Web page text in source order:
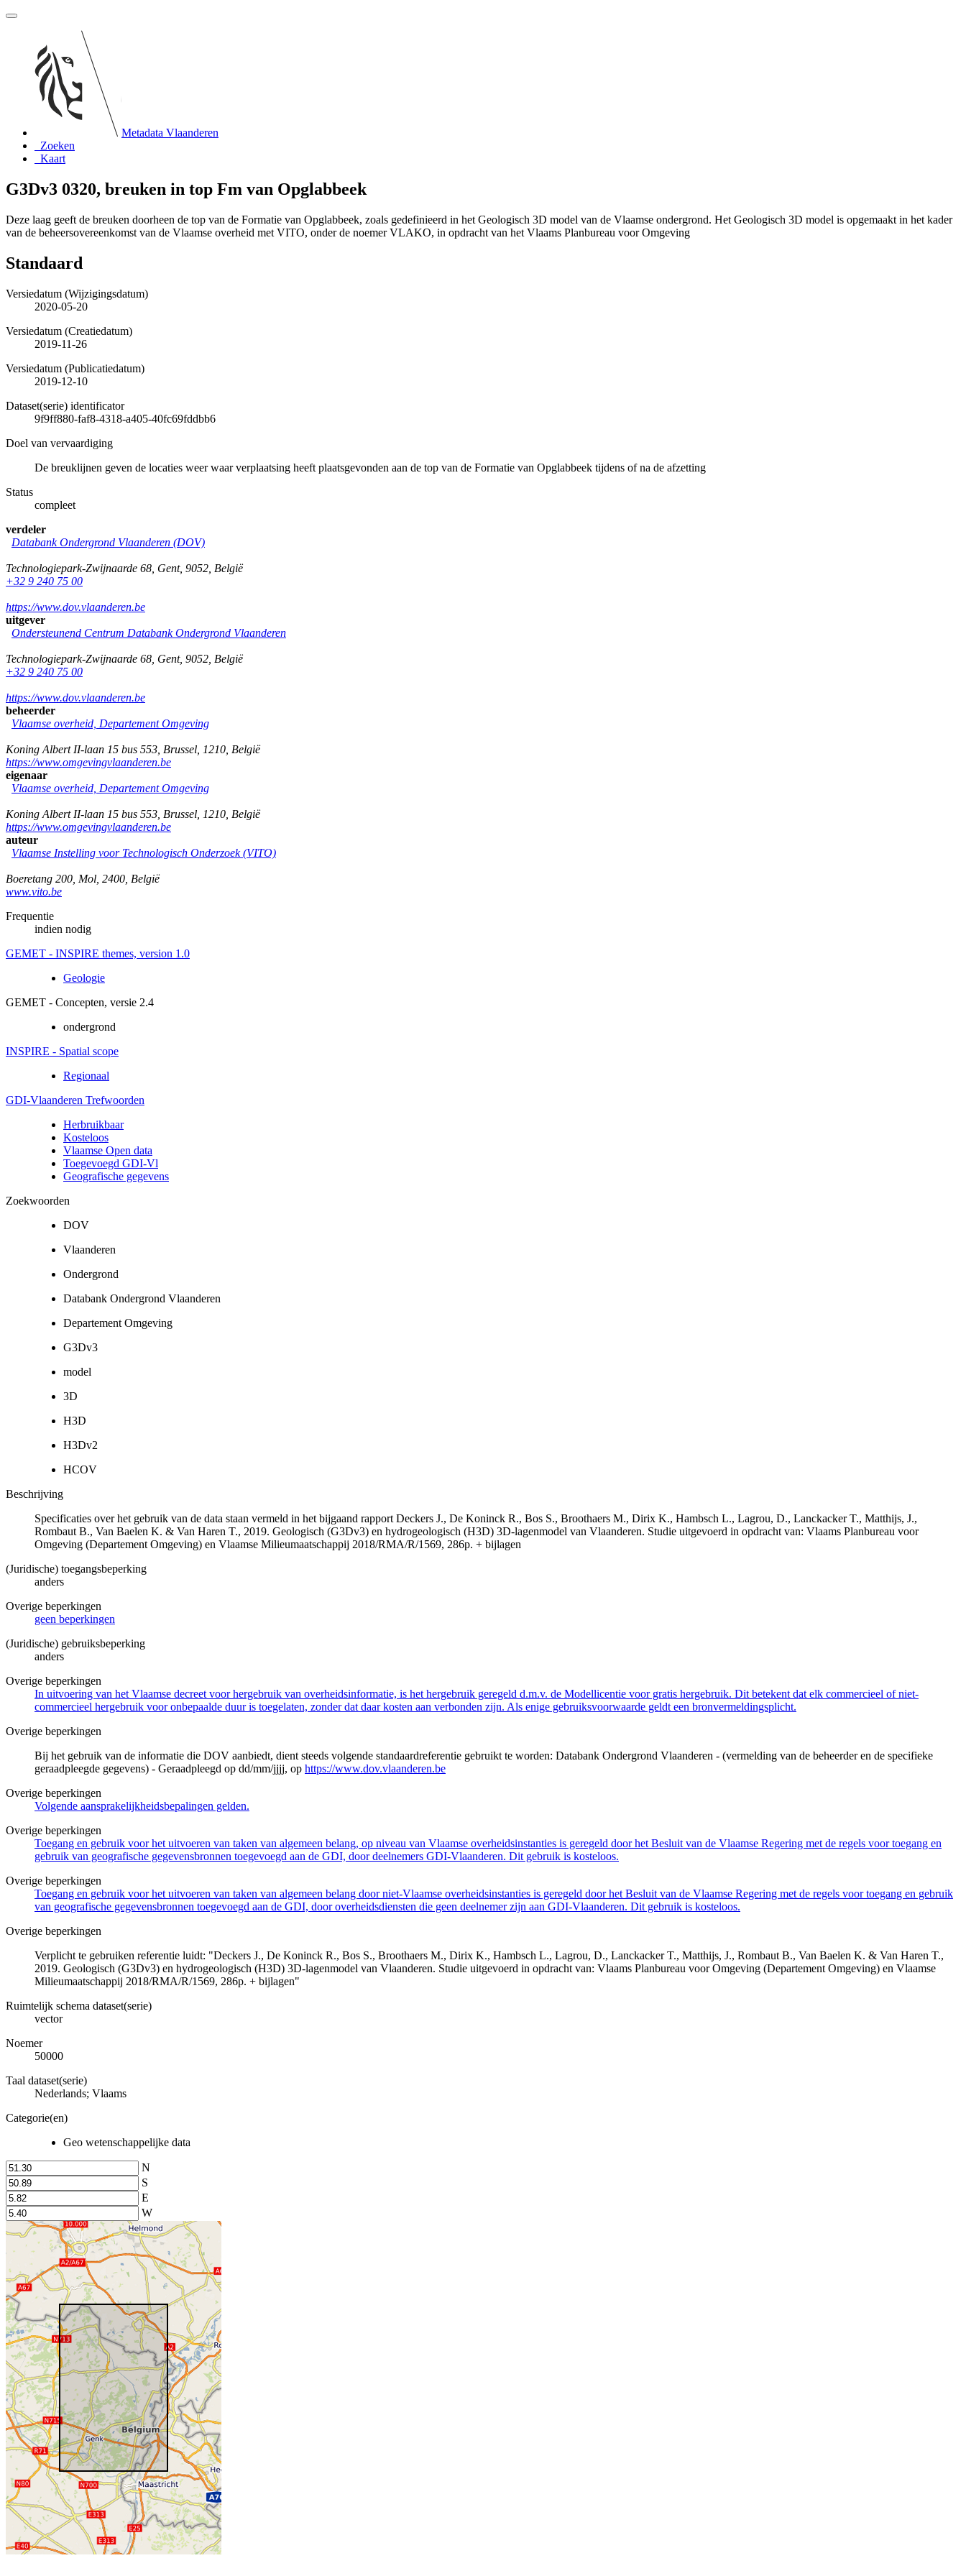
Metadata Vlaanderen
Zoeken
Kaart
G3Dv3 0320, breuken in top Fm van Opglabbeek
Deze laag geeft de breuken doorheen de top van de Formatie van Opglabbeek, zoals gedefinieerd in het Geologisch 3D model van de Vlaamse ondergrond. Het Geologisch 3D model is opgemaakt in het kader
van de beheersovereenkomst van de Vlaamse overheid met VITO, onder de noemer VLAKO, in opdracht van het Vlaams Planbureau voor Omgeving
Standaard
Versiedatum (Wijzigingsdatum)
2020-05-20
Versiedatum (Creatiedatum)
2019-11-26
Versiedatum (Publicatiedatum)
2019-12-10
Dataset(serie) identificator
9f9ff880-faf8-4318-a405-40fc69fddbb6
Doel van vervaardiging
De breuklijnen geven de locaties weer waar verplaatsing heeft plaatsgevonden aan de top van de Formatie van Opglabbeek tijdens of na de afzetting
Status
compleet
verdeler
Databank Ondergrond Vlaanderen (DOV)
Technologiepark-Zwijnaarde 68 Gent, 9052 België
+32 9 240 75 00
https://www.dov.vlaanderen.be
uitgever
Ondersteunend Centrum Databank Ondergrond Vlaanderen
Technologiepark-Zwijnaarde 68 Gent, 9052 België
+32 9 240 75 00
https://www.dov.vlaanderen.be
beheerder
Vlaamse overheid, Departement Omgeving
Koning Albert II-laan 15 bus 553 Brussel 1210 België
https://www.omgevingvlaanderen.be
eigenaar
Vlaamse overheid, Departement Omgeving
Koning Albert II-laan 15 bus 553 Brussel 1210 België
https://www.omgevingvlaanderen.be
auteur
Vlaamse Instelling voor Technologisch Onderzoek (VITO)
Boeretang 200 Mol 2400 België
www.vito.be
Frequentie
indien nodig
GEMET - INSPIRE themes, version 1.0
Geologie
GEMET - Concepten, versie 2.4
ondergrond
INSPIRE - Spatial scope
Regionaal
GDI-Vlaanderen Trefwoorden
Herbruikbaar
Kosteloos
Vlaamse Open data
Toegevoegd GDI-Vl
Geografische gegevens
Zoekwoorden
DOV
Vlaanderen
Ondergrond
Databank Ondergrond Vlaanderen
Departement Omgeving
G3Dv3
model
3D
H3D
H3Dv2
HCOV
Beschrijving
Specificaties over het gebruik van de data staan vermeld in het bijgaand rapport Deckers J., De Koninck R., Bos S., Broothaers M., Dirix K., Hambsch L., Lagrou, D., Lanckacker T., Matthijs, J.,
Rombaut B., Van Baelen K. & Van Haren T., 2019. Geologisch (G3Dv3) en hydrogeologisch (H3D) 3D-lagenmodel van Vlaanderen. Studie uitgevoerd in opdracht van: Vlaams Planbureau voor
Omgeving (Departement Omgeving) en Vlaamse Milieumaatschappij 2018/RMA/R/1569, 286p. + bijlagen
(Juridische) toegangsbeperking
anders
Overige beperkingen
geen beperkingen
(Juridische) gebruiksbeperking
anders
Overige beperkingen
In uitvoering van het Vlaamse decreet voor hergebruik van overheidsinformatie, is het hergebruik geregeld d.m.v. de Modellicentie voor gratis hergebruik. Dit betekent dat elk commercieel of niet-
commercieel hergebruik voor onbepaalde duur is toegelaten, zonder dat daar kosten aan verbonden zijn. Als enige gebruiksvoorwaarde geldt een bronvermeldingsplicht.
Overige beperkingen
Bij het gebruik van de informatie die DOV aanbiedt, dient steeds volgende standaardreferentie gebruikt te worden: Databank Ondergrond Vlaanderen - (vermelding van de beheerder en de specifieke
geraadpleegde gegevens) - Geraadpleegd op dd/mm/jjjj, op https://www.dov.vlaanderen.be
Overige beperkingen
Volgende aansprakelijkheidsbepalingen gelden.
Overige beperkingen
Toegang en gebruik voor het uitvoeren van taken van algemeen belang, op niveau van Vlaamse overheidsinstanties is geregeld door het Besluit van de Vlaamse Regering met de regels voor toegang en
gebruik van geografische gegevensbronnen toegevoegd aan de GDI, door deelnemers GDI-Vlaanderen. Dit gebruik is kosteloos.
Overige beperkingen
Toegang en gebruik voor het uitvoeren van taken van algemeen belang door niet-Vlaamse overheidsinstanties is geregeld door het Besluit van de Vlaamse Regering met de regels voor toegang en gebruik
van geografische gegevensbronnen toegevoegd aan de GDI, door overheidsdiensten die geen deelnemer zijn aan GDI-Vlaanderen. Dit gebruik is kosteloos.
Overige beperkingen
Verplicht te gebruiken referentie luidt: "Deckers J., De Koninck R., Bos S., Broothaers M., Dirix K., Hambsch L., Lagrou, D., Lanckacker T., Matthijs, J., Rombaut B., Van Baelen K. & Van Haren T.,
2019. Geologisch (G3Dv3) en hydrogeologisch (H3D) 3D-lagenmodel van Vlaanderen. Studie uitgevoerd in opdracht van: Vlaams Planbureau voor Omgeving (Departement Omgeving) en Vlaamse
Milieumaatschappij 2018/RMA/R/1569, 286p. + bijlagen"
Ruimtelijk schema dataset(serie)
vector
Noemer
50000
Taal dataset(serie)
Nederlands; Vlaams
Categorie(en)
Geo wetenschappelijke data
N
S
E
W